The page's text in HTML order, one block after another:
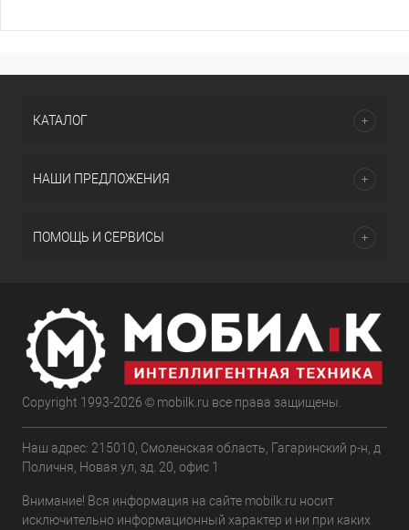
КАТАЛОГ
НАШИ ПРЕДЛОЖЕНИЯ
ПОМОЩЬ И СЕРВИСЫ
Copyright 1993-2026 © mobilk.ru все права защищены.
Наш адрес: 215010, Смоленская область, Гагаринский р-н, д
Поличня, Новая ул, зд. 20, офис 1
Внимание! Вся информация на сайте mobilk.ru носит
исключительно информационный характер и ни при каких